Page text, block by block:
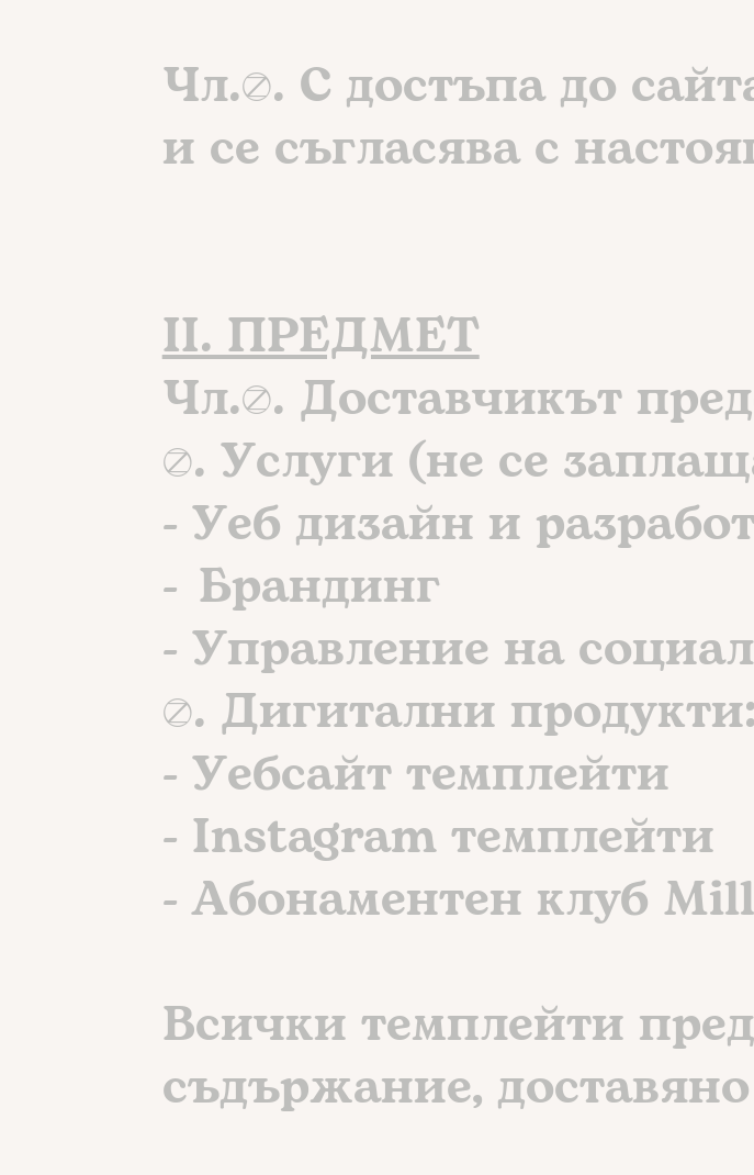
Чл.2. С достъпа до
и се съгласява с
II. ПРЕДМЕТ
Чл.3. Доставчикът
1. Услуги (не се
- Уеб дизайн и
- Брандинг
- Управление на
2. Дигитални продукти:
- Уебсайт темплейти
- Instagram темплейти
- Абонаментен клуб
Всички темплейти
съдържание,